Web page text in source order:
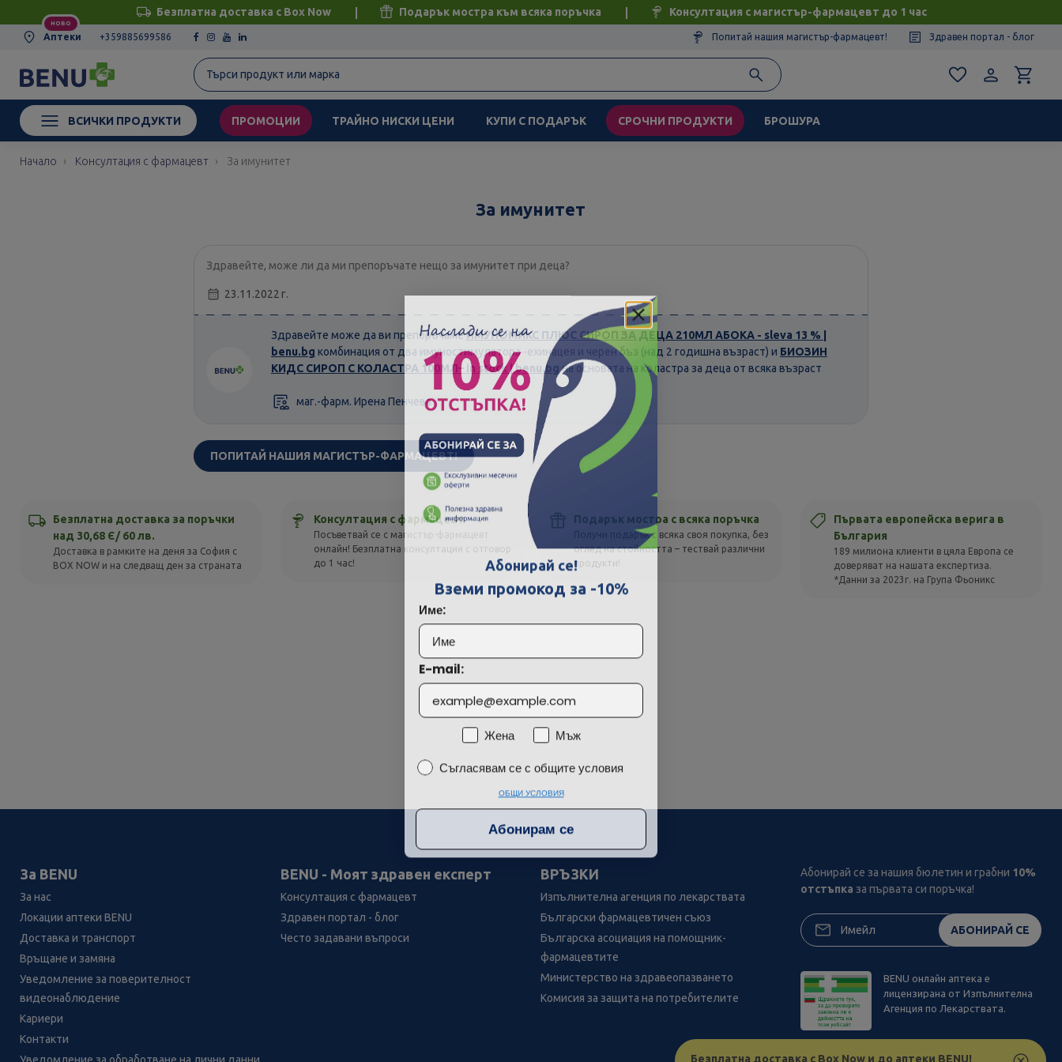
Безплатна доставка с Box Now и до аптеки BENU!
Безплатна доставка с Box Now Подарък мостра към всяка поръчка Консултация с магистър-фармацевт до 1 час
НОВО
Аптеки +359885699586 Попитай нашия магистър-фармацевт! Здравен портал - блог
ВСИЧКИ ПРОДУКТИ ПРОМОЦИИ ТРАЙНО НИСКИ ЦЕНИ КУПИ С ПОДАРЪК СРОЧНИ ПРОДУКТИ БРОШУРА
Начало Консултация с фармацевт За имунитет
За имунитет
Здравейте, може ли да ми препоръчате нещо за имунитет при деца?
23.11.2022 г.
Здравейте може да ви препоръчамеИМУНОМИКС ПЛЮС СИРОП ЗА ДЕЦА 210МЛ АБОКА - sleva 13 % |
benu.bg комбинация от два имуностимулатора -ехинацея и черен бъз (над 2 годишна възраст) и БИОЗИН
КИДС СИРОП С КОЛАСТРА 100МЛ– in stock | benu.bgна основата на коластра за деца от всяка възраст
маг.-фарм. Ирена Пенчева
ПОПИТАЙ НАШИЯ МАГИСТЪР-ФАРМАЦЕВТ!
Безплатна доставка за поръчки
над 30,68 Є/ 60 лв.
Доставка в рамките на деня за София с
BOX NOW и на следващ ден за страната
Консултация с фармацевт
Посъветвай се с магистър-фармацевт
онлайн! Безплатна консултация с отговор
до 1 час!
Подарък мостра с всяка поръчка
Получи подарък с всяка своя покупка, без
оглед на стойността – тествай различни
продукти!
Първата европейска верига в
България
189 милиона клиенти в цяла Европа се
доверяват на нашата експертиза.
*Данни за 2023г. на Група Фьоникс
За BENU
За нас
Локации аптеки BENU
Доставка и транспорт
Връщане и замяна
Уведомление за поверителност
видеонаблюдение
Кариери
Контакти
BENU - Моят здравен експерт
Консултация с фармацевт
Здравен портал - блог
Често задавани въпроси
ВРЪЗКИ
Изпълнителна агенция по лекарствата
Български фармацевтичен съюз
Българска асоциация на помощник-
фармацевтите
Министерство на здравеопазването
Комисия за защита на потребителите
Абонирай се за нашия бюлетин и грабни 10%
отстъпка за първата си поръчка!
АБОНИРАЙ СЕ
BENU онлайн аптека е
лицензирана от Изпълнителна
Агенция по Лекарствата.
Търсих друго
Технически проблем с плащането
Просто разглеждам Намерих по-евтино
Абонирай се!
Вземи промокод за -10%
Име:
E-mail:
Пол Жена
Мъж
Съгласявам се с общите условия
Съгласявам се с общите условия
Абонирам се